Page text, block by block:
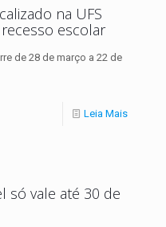
na UFS
escolar
de 28 de março a 22 de
Leia Mais
só vale até 30 de